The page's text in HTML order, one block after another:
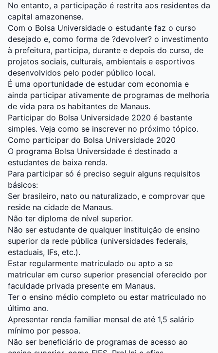
No entanto, a participação é restrita aos residentes da
capital amazonense.
Com o Bolsa Universidade o estudante faz o curso
desejado e, como forma de ?devolver? o investimento
à prefeitura, participa, durante e depois do curso, de
projetos sociais, culturais, ambientais e esportivos
desenvolvidos pelo poder público local.
É uma oportunidade de estudar com economia e
ainda participar ativamente de programas de melhoria
de vida para os habitantes de Manaus.
Participar do Bolsa Universidade 2020 é bastante
simples. Veja como se inscrever no próximo tópico.
Como participar do Bolsa Universidade 2020
O programa Bolsa Universidade é destinado a
estudantes de baixa renda.
Para participar só é preciso seguir alguns requisitos
básicos:
Ser brasileiro, nato ou naturalizado, e comprovar que
reside na cidade de Manaus.
Não ter diploma de nível superior.
Não ser estudante de qualquer instituição de ensino
superior da rede pública (universidades federais,
estaduais, IFs, etc.).
Estar regularmente matriculado ou apto a se
matricular em curso superior presencial oferecido por
faculdade privada presente em Manaus.
Ter o ensino médio completo ou estar matriculado no
último ano.
Apresentar renda familiar mensal de até 1,5 salário
mínimo por pessoa.
Não ser beneficiário de programas de acesso ao